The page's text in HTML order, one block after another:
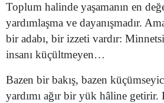
Toplum halinde yaşamanın en
yardımlaşma ve dayanışmadır.
bir adabı, bir izzeti vardır:
insanı küçültmeyen…
Bazen bir bakış, bazen
yardımı ağır bir yük hâline getirir.